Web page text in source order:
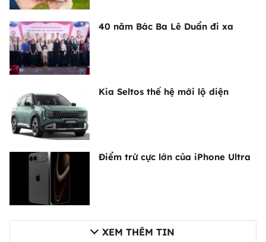
40 năm Bác Ba Lê Duẩn đi xa
Kia Seltos thế hệ mới lộ diện
Điểm trừ cực lớn của iPhone Ultra
XEM THÊM TIN